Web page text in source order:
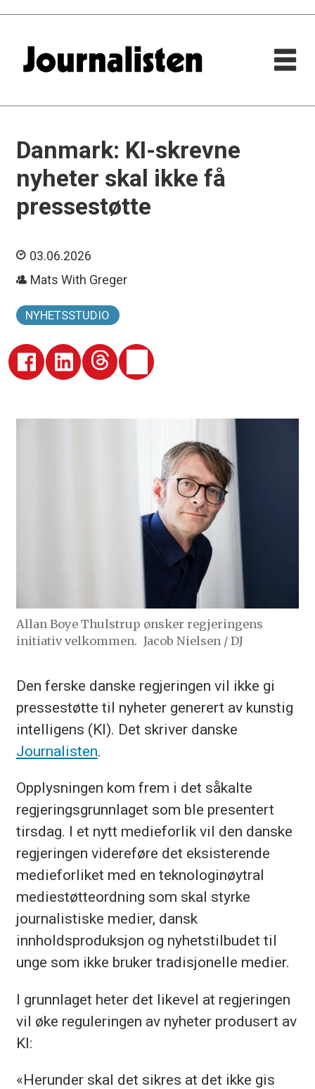
Danmark: KI-skrevne
nyheter skal ikke få
pressestøtte
03.06.2026
Mats With Greger
NYHETSSTUDIO
Allan Boye Thulstrup ønsker regjeringens
initiativ velkommen. Jacob Nielsen / DJ
Den ferske danske regjeringen vil ikke gi
pressestøtte til nyheter generert av kunstig
intelligens (KI). Det skriver danske
Journalisten.
Opplysningen kom frem i det såkalte
regjeringsgrunnlaget som ble presentert
tirsdag. I et nytt medieforlik vil den danske
regjeringen videreføre det eksisterende
medieforliket med en teknologinøytral
mediestøtteordning som skal styrke
journalistiske medier, dansk
innholdsproduksjon og nyhetstilbudet til
unge som ikke bruker tradisjonelle medier.
I grunnlaget heter det likevel at regjeringen
vil øke reguleringen av nyheter produsert av
KI:
«Herunder skal det sikres at det ikke gis